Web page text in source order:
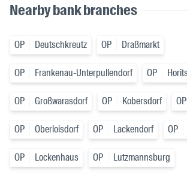
Nearby bank branches
OP Deutschkreutz OP Draßmarkt
OP Frankenau-Unterpullendorf OP
OP Großwarasdorf OP Kobersdorf OP
OP Oberloisdorf OP Lackendorf OP
OP Lockenhaus OP Lutzmannsburg